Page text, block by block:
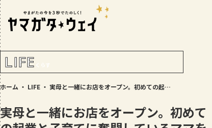
RANKING!
地元民が選ぶ山形県ラーメン人気店
GOURMET
LIFE くらす
ホーム ・ LIFE ・ 実母と一緒にお店をオープン。初めての起業と子育てに奮闘しているママをご紹介します。
実母と一緒にお店をオープン。初めて